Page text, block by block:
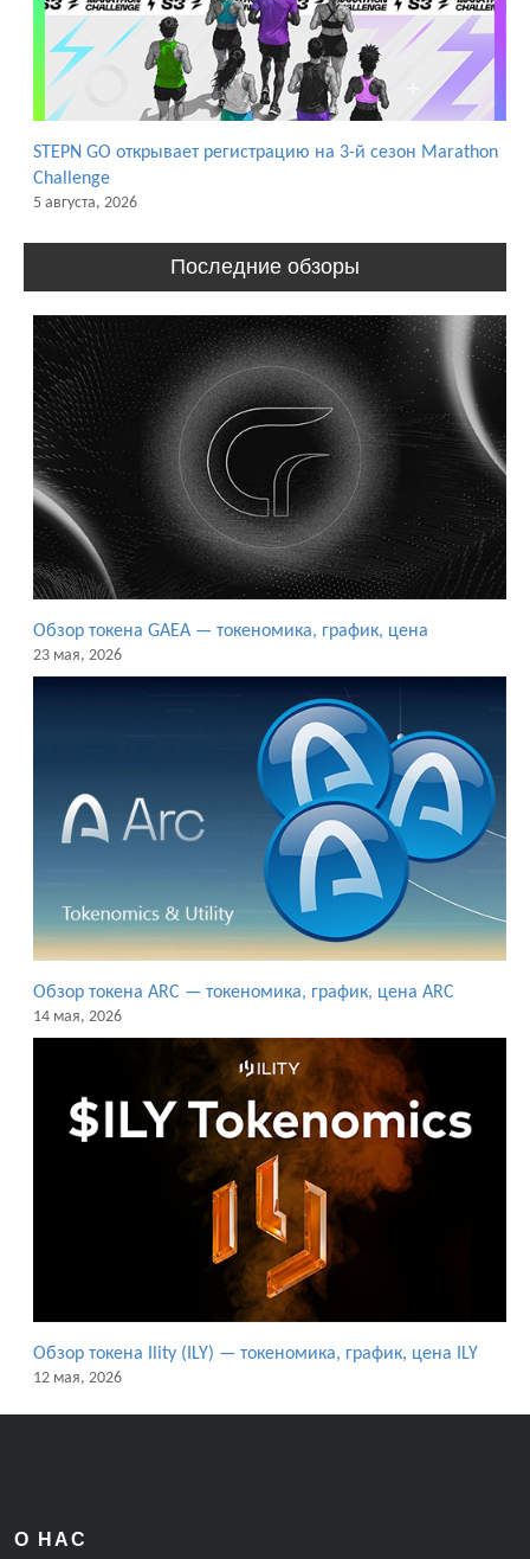
STEPN GO открывает регистрацию на 3-й сезон Marathon
Challenge
5 августа, 2026
Последние обзоры
Обзор токена GAEA — токеномика, график, цена
23 мая, 2026
Обзор токена ARC — токеномика, график, цена ARC
14 мая, 2026
Обзор токена Ility (ILY) — токеномика, график, цена ILY
12 мая, 2026
О НАС